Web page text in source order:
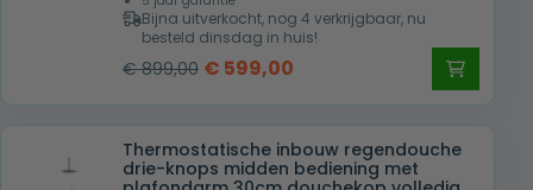
Bijna uitverkocht, nog 4 verkrijgbaar, nu
besteld dinsdag in huis!
€899,00 Oorspronkelijke
was:
€ 899,00.
€ 599,00
is:
€ 599,00.
Thermostatische inbouw regendouche
drie-knops midden bediening met